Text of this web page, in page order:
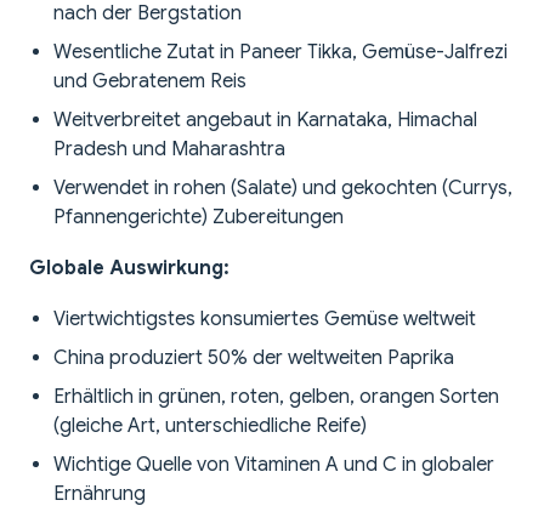
nach der Bergstation
Wesentliche Zutat in Paneer Tikka, Gemüse-Jalfrezi
und Gebratenem Reis
Weitverbreitet angebaut in Karnataka, Himachal
Pradesh und Maharashtra
Verwendet in rohen (Salate) und gekochten (Currys,
Pfannengerichte) Zubereitungen
Globale Auswirkung:
Viertwichtigstes konsumiertes Gemüse weltweit
China produziert 50% der weltweiten Paprika
Erhältlich in grünen, roten, gelben, orangen Sorten
(gleiche Art, unterschiedliche Reife)
Wichtige Quelle von Vitaminen A und C in globaler
Ernährung